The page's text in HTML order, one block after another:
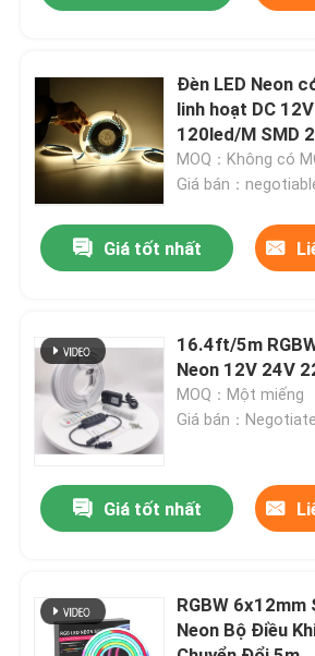
Sản phẩm
Video
Về chúng tôi
Kiểm soát chất lượng
Liên hệ chúng tôi
Tin tức
Đèn LED Dải Neon
Đèn LED Neon
linh hoạt DC
120led/M SMD
MOQ：Không có
Giá bán：
Giá tốt nhất
16.4ft/5m
Neon 12V 24V
MOQ：Một miếng
Giá bán：Negotiate
Giá tốt nhất
RGBW
Neon Bộ Điều